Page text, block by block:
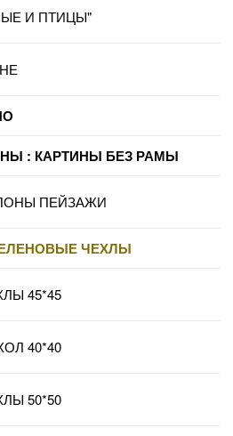
И ПТИЦЫ"
: КАРТИНЫ БЕЗ РАМЫ
ПЕЙЗАЖИ
ЧЕХЛЫ
45*45
40*40
50*50